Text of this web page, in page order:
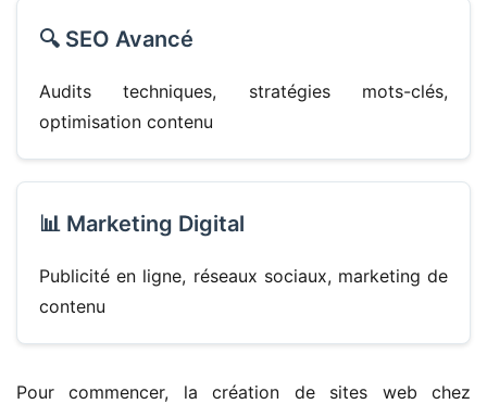
🔍 SEO Avancé
Audits techniques, stratégies mots-clés,
optimisation contenu
📊 Marketing Digital
Publicité en ligne, réseaux sociaux, marketing de
contenu
Pour commencer, la création de sites web chez